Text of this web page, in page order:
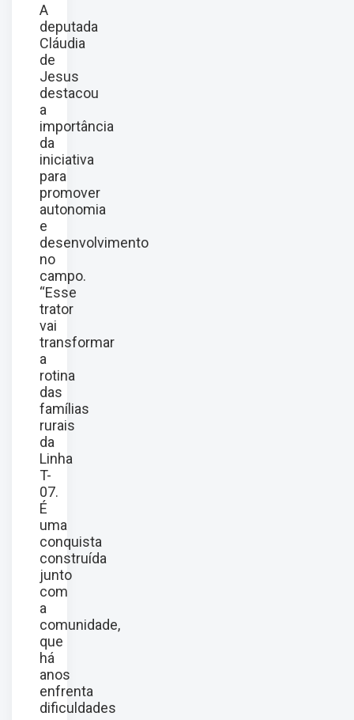
A
deputada
Cláudia
de
Jesus
destacou
a
importância
da
iniciativa
para
promover
autonomia
e
desenvolvimento
no
campo.
“Esse
trator
vai
transformar
a
rotina
das
famílias
rurais
da
Linha
T-
07.
É
uma
conquista
construída
junto
com
a
comunidade,
que
há
anos
enfrenta
dificuldades